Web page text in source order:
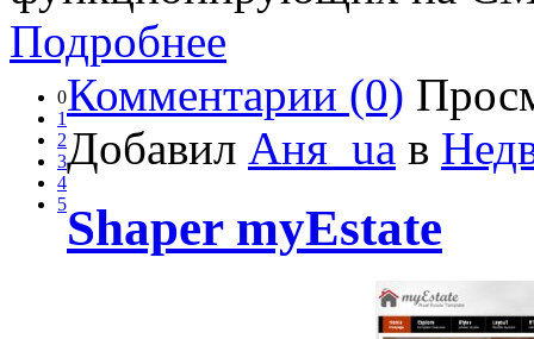
Подробнее
0
1
2
3
4
5
Комментарии (0)
Добавил Аня_ua в
Shaper myEstate